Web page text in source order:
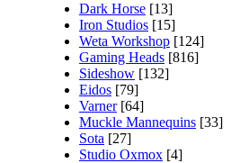
Dark Horse [13]
Iron Studios [15]
Weta Workshop [124]
Gaming Heads [816]
Sideshow [132]
Eidos [79]
Varner [64]
Muckle Mannequins [33]
Sota [27]
Studio Oxmox [4]